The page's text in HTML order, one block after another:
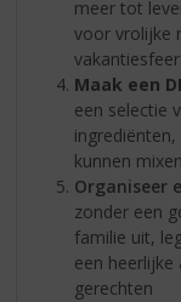
meer tot
voor vrolijke
Maak een
een selectie
kunnen
Organiseer
zonder een
familie uit,
een heerlijke
gerechten